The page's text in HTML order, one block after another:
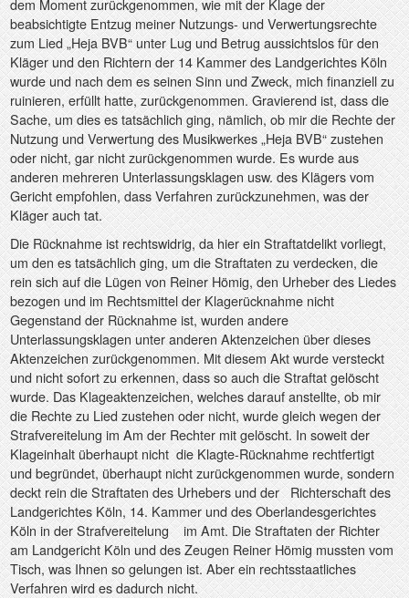
dem Moment zurückgenommen, wie mit der Klage der
beabsichtigte Entzug meiner Nutzungs- und Verwertungsrechte
zum Lied „Heja BVB“ unter Lug und Betrug aussichtslos für den
Kläger und den Richtern der 14 Kammer des Landgerichtes Köln
wurde und nach dem es seinen Sinn und Zweck, mich finanziell zu
ruinieren, erfüllt hatte, zurückgenommen. Gravierend ist, dass die
Sache, um dies es tatsächlich ging, nämlich, ob mir die Rechte der
Nutzung und Verwertung des Musikwerkes „Heja BVB“ zustehen
oder nicht, gar nicht zurückgenommen wurde. Es wurde aus
anderen mehreren Unterlassungsklagen usw. des Klägers vom
Gericht empfohlen, dass Verfahren zurückzunehmen, was der
Kläger auch tat.
Die Rücknahme ist rechtswidrig, da hier ein Straftatdelikt vorliegt,
um den es tatsächlich ging, um die Straftaten zu verdecken, die
rein sich auf die Lügen von Reiner Hömig, den Urheber des Liedes
bezogen und im Rechtsmittel der Klagerücknahme nicht
Gegenstand der Rücknahme ist, wurden andere
Unterlassungsklagen unter anderen Aktenzeichen über dieses
Aktenzeichen zurückgenommen. Mit diesem Akt wurde versteckt
und nicht sofort zu erkennen, dass so auch die Straftat gelöscht
wurde. Das Klageaktenzeichen, welches darauf anstellte, ob mir
die Rechte zu Lied zustehen oder nicht, wurde gleich wegen der
Strafvereitelung im Am der Rechter mit gelöscht. In soweit der
Klageinhalt überhaupt nicht die Klagte-Rücknahme rechtfertigt
und begründet, überhaupt nicht zurückgenommen wurde, sondern
deckt rein die Straftaten des Urhebers und der Richterschaft des
Landgerichtes Köln, 14. Kammer und des Oberlandesgerichtes
Köln in derStrafvereitelungim Amt. Die Straftaten der Richter
am Landgericht Köln und des Zeugen Reiner Hömig mussten vom
Tisch, was Ihnen so gelungen ist. Aber ein rechtsstaatliches
Verfahren wird es dadurch nicht.